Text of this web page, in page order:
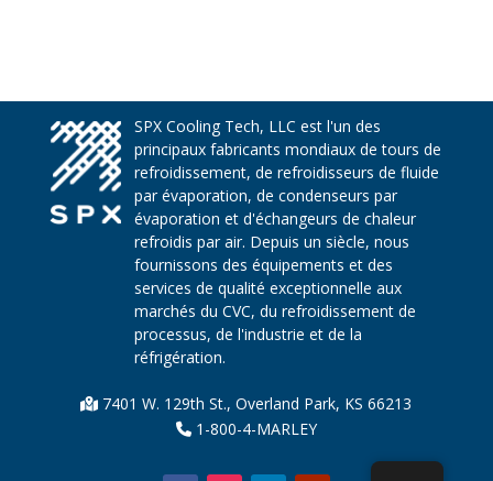
SPX Cooling Tech, LLC est l'un des
principaux fabricants mondiaux de tours de
refroidissement, de refroidisseurs de fluide
par évaporation, de condenseurs par
évaporation et d'échangeurs de chaleur
refroidis par air. Depuis un siècle, nous
fournissons des équipements et des
services de qualité exceptionnelle aux
marchés du CVC, du refroidissement de
processus, de l'industrie et de la
réfrigération.
7401 W. 129th St., Overland Park, KS 66213
1-800-4-MARLEY